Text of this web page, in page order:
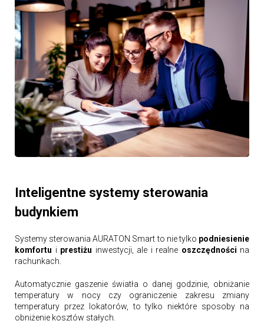
Inteligentne systemy sterowania
budynkiem
Systemy sterowania AURATON Smart to nie tylko podniesienie
komfortu i prestiżu inwestycji, ale i realne oszczędności na
rachunkach.
Automatycznie gaszenie światła o danej godzinie, obniżanie
temperatury w nocy czy ograniczenie zakresu zmiany
temperatury przez lokatorów, to tylko niektóre sposoby na
obniżenie kosztów stałych.